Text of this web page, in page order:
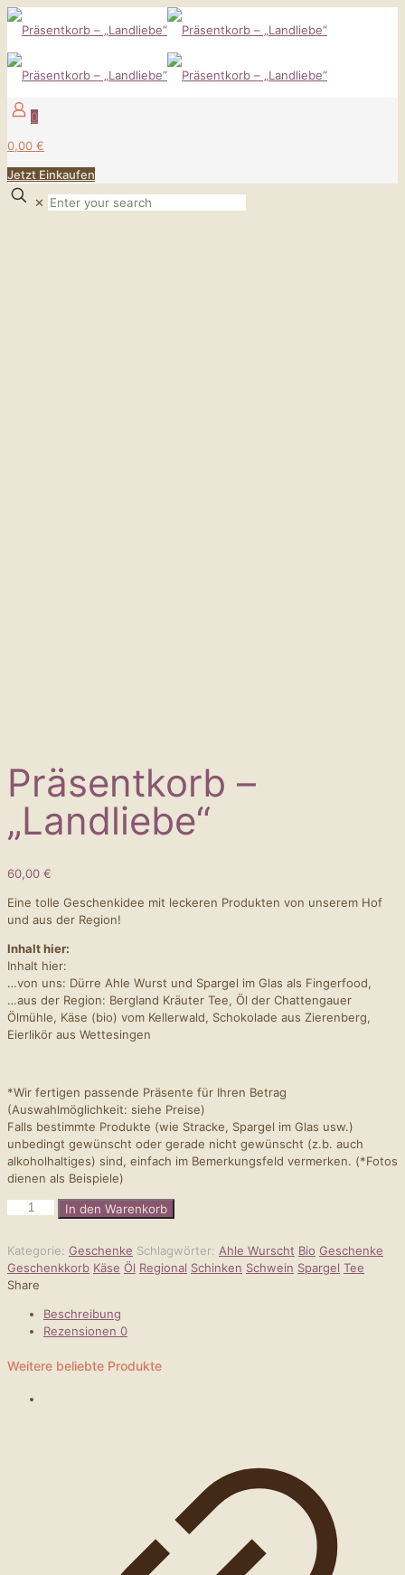
0
0,00 €
Jetzt Einkaufen
✕
Präsentkorb –
„Landliebe“
60,00 €
Eine tolle Geschenkidee mit leckeren Produkten von unserem Hof
und aus der Region!
Inhalt hier:
Inhalt hier:
…von uns: Dürre Ahle Wurst und Spargel im Glas als Fingerfood,
…aus der Region: Bergland Kräuter Tee, Öl der Chattengauer
Ölmühle, Käse (bio) vom Kellerwald, Schokolade aus Zierenberg,
Eierlikör aus Wettesingen
*Wir fertigen passende Präsente für Ihren Betrag
(Auswahlmöglichkeit: siehe Preise)
Falls bestimmte Produkte (wie Stracke, Spargel im Glas usw.)
unbedingt gewünscht oder gerade nicht gewünscht (z.b. auch
alkoholhaltiges) sind, einfach im Bemerkungsfeld vermerken. (*Fotos
dienen als Beispiele)
Präsentkorb
Menge
In den Warenkorb
Kategorie: Geschenke Schlagwörter: Ahle Wurscht Bio Geschenke
Geschenkkorb Käse Öl Regional Schinken Schwein Spargel Tee
Share
Beschreibung
Rezensionen 0
Weitere beliebte Produkte